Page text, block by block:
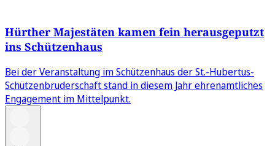
Hürther Majestäten kamen fein herausgeputzt
ins Schützenhaus
Bei der Veranstaltung im Schützenhaus der St.-Hubertus-
Schützenbruderschaft stand in diesem Jahr ehrenamtliches
Engagement im Mittelpunkt.